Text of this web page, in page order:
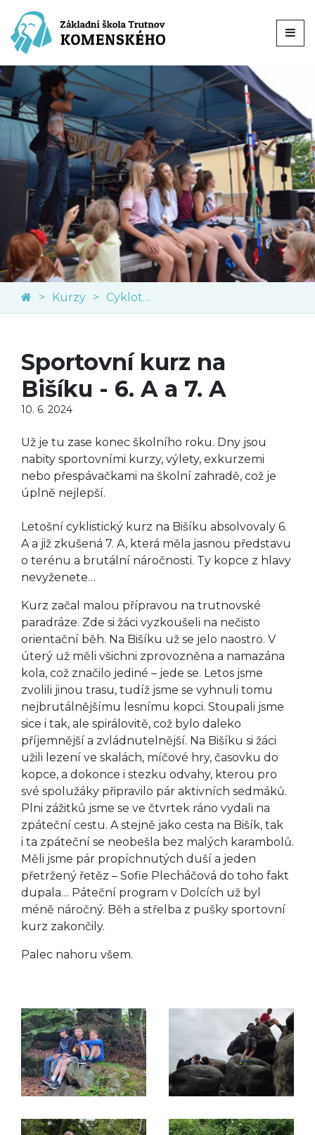
Kurzy Cykloturistický kurz
Sportovní kurz na
Bišíku - 6. A a 7. A
10. 6. 2024
Už je tu zase konec školního roku. Dny jsou
nabity sportovními kurzy, výlety, exkurzemi
nebo přespávačkami na školní zahradě, což je
úplně nejlepší.
Letošní cyklistický kurz na Bišíku absolvovaly 6.
A a již zkušená 7. A, která měla jasnou představu
o terénu a brutální náročnosti. Ty kopce z hlavy
nevyženete…
Kurz začal malou přípravou na trutnovské
paradráze. Zde si žáci vyzkoušeli na nečisto
orientační běh. Na Bišíku už se jelo naostro. V
úterý už měli všichni zprovozněna a namazána
kola, což značilo jediné – jede se. Letos jsme
zvolili jinou trasu, tudíž jsme se vyhnuli tomu
nejbrutálnějšímu lesnímu kopci. Stoupali jsme
sice i tak, ale spirálovitě, což bylo daleko
příjemnější a zvládnutelnější. Na Bišíku si žáci
užili lezení ve skalách, míčové hry, časovku do
kopce, a dokonce i stezku odvahy, kterou pro
své spolužáky připravilo pár aktivních sedmáků.
Plni zážitků jsme se ve čtvrtek ráno vydali na
zpáteční cestu. A stejně jako cesta na Bišík, tak
i ta zpáteční se neobešla bez malých karambolů.
Měli jsme pár propíchnutých duší a jeden
přetržený řetěz – Sofie Plecháčová do toho fakt
dupala… Páteční program v Dolcích už byl
méně náročný. Běh a střelba z pušky sportovní
kurz zakončily.
Palec nahoru všem.